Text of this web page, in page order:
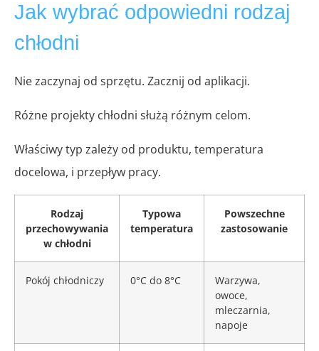
Jak wybrać odpowiedni rodzaj
chłodni
Nie zaczynaj od sprzętu. Zacznij od aplikacji.
Różne projekty chłodni służą różnym celom.
Właściwy typ zależy od produktu, temperatura
docelowa, i przepływ pracy.
Rodzaj
przechowywania
w chłodni
Typowa
temperatura
Powszechne
zastosowanie
Pokój chłodniczy 0°C do 8°C
Warzywa,
owoce,
mleczarnia,
napoje